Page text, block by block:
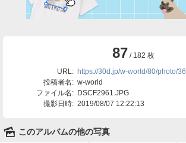
87 / 182 枚
URL: https://30d.jp/w-world/80/photo/36
投稿者名: w-world
ファイル名: DSCF2961.JPG
撮影日時: 2019/08/07 12:22:13
🌄 このアルバムの他の写真